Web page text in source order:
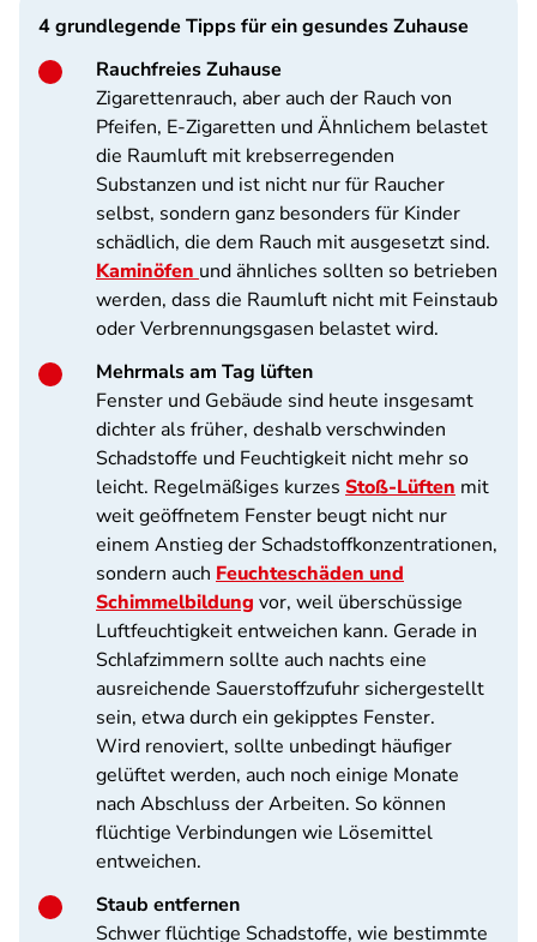
4 grundlegende Tipps für ein gesundes Zuhause
Rauchfreies Zuhause
Zigarettenrauch, aber auch der Rauch von
Pfeifen, E-Zigaretten und Ähnlichem belastet
die Raumluft mit krebserregenden
Substanzen und ist nicht nur für Raucher
selbst, sondern ganz besonders für Kinder
schädlich, die dem Rauch mit ausgesetzt sind.
Kaminöfen und ähnliches sollten so betrieben
werden, dass die Raumluft nicht mit Feinstaub
oder Verbrennungsgasen belastet wird.
Mehrmals am Tag lüften
Fenster und Gebäude sind heute insgesamt
dichter als früher, deshalb verschwinden
Schadstoffe und Feuchtigkeit nicht mehr so
leicht. Regelmäßiges kurzes Stoß-Lüften mit
weit geöffnetem Fenster beugt nicht nur
einem Anstieg der Schadstoffkonzentrationen,
sondern auch Feuchteschäden und
Schimmelbildung vor, weil überschüssige
Luftfeuchtigkeit entweichen kann. Gerade in
Schlafzimmern sollte auch nachts eine
ausreichende Sauerstoffzufuhr sichergestellt
sein, etwa durch ein gekipptes Fenster.
Wird renoviert, sollte unbedingt häufiger
gelüftet werden, auch noch einige Monate
nach Abschluss der Arbeiten. So können
flüchtige Verbindungen wie Lösemittel
entweichen.
Staub entfernen
Schwer flüchtige Schadstoffe, wie bestimmte